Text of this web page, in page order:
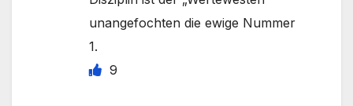
unangefochten die ewige Nummer
1.
9